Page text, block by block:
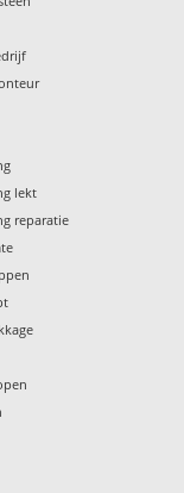
lekt
reparatie